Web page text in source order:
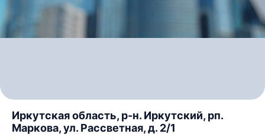
Иркутская область, р-н. Иркутский, рп.
Маркова, ул. Рассветная, д. 2/1